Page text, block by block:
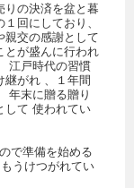
りの決済を盆と暮
回にしており、
親交の感謝として
とが盛んに行われ
江戸時代の習慣
継がれ 、１年間
年末に贈る贈り
して 使われてい
で準備を始める
うけつがれてい